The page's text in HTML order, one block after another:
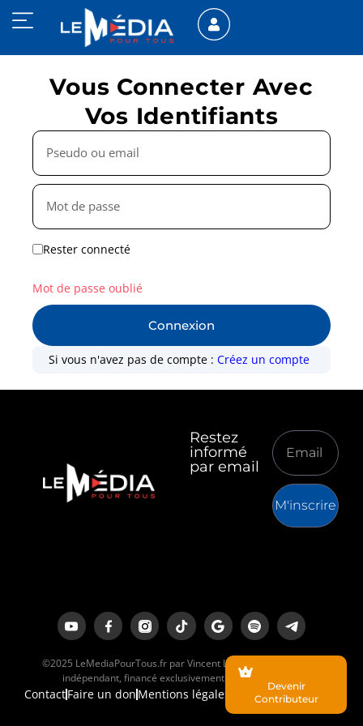
Vous Connecter Avec
Vos Identifiants
Rester connecté
Connexion
Mot de passe oublié
Si vous n'avez pas de compte :Créez un compte
Restez
informé
par email
M'inscrire
©2025 LeMediaPourTous.fr par Vincent Lapierre est un média
indépendant, financé exclusivement par ses lecteurs.
ContactFaire un don Mentions légales
Devenir
Contributeur